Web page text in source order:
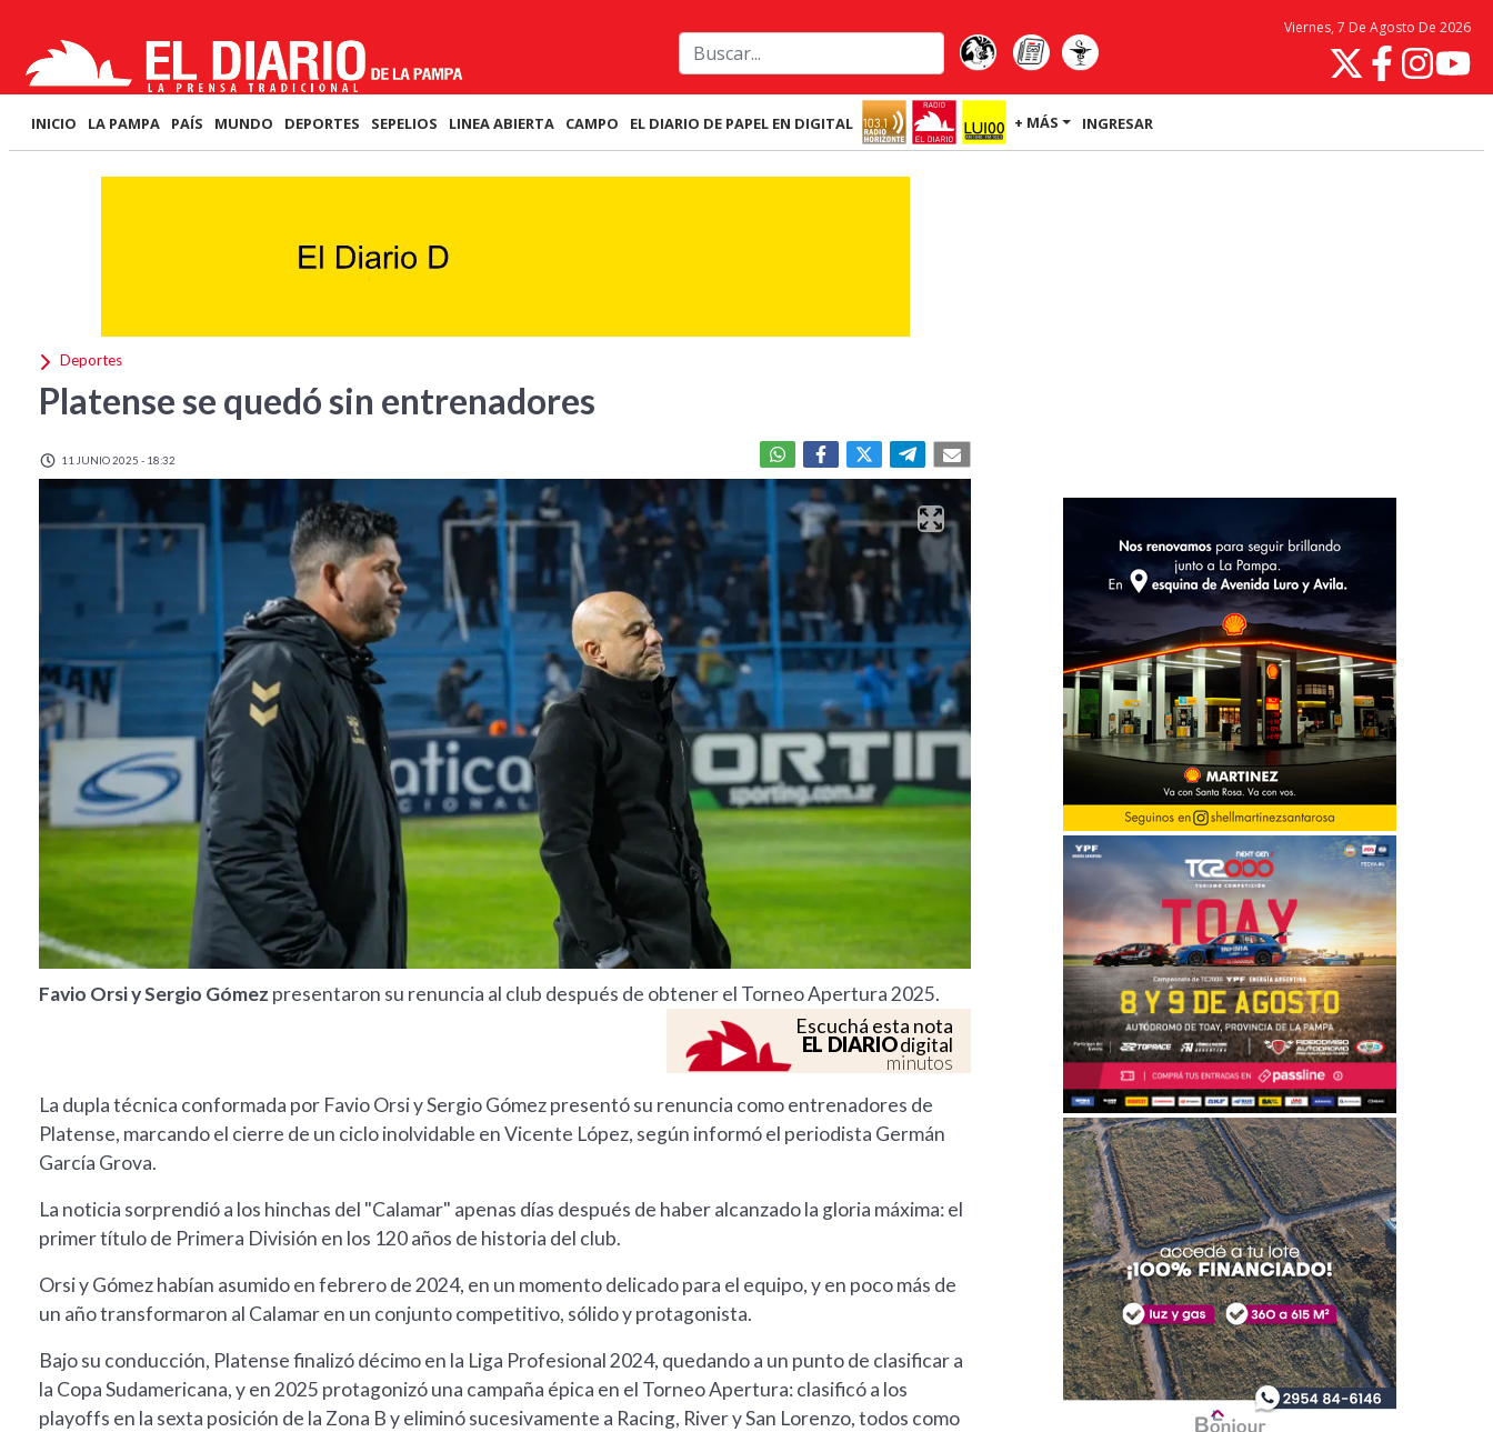
Viernes, 7 De Agosto De 2026
INICIO LA PAMPA PAÍS MUNDO DEPORTES SEPELIOS LINEA ABIERTA CAMPO EL DIARIO DE PAPEL EN DIGITAL + MÁS INGRESAR
Deportes
Platense se quedó sin entrenadores
11 JUNIO 2025 - 18:32
Favio Orsi y Sergio Gómez presentaron su renuncia al club después de obtener el Torneo Apertura 2025.
Escuchá esta nota
EL DIARIOdigital
minutos
La dupla técnica conformada por Favio Orsi y Sergio Gómez presentó su renuncia como entrenadores de
Platense, marcando el cierre de un ciclo inolvidable en Vicente López, según informó el periodista Germán
García Grova.
La noticia sorprendió a los hinchas del "Calamar" apenas días después de haber alcanzado la gloria máxima: el
primer título de Primera División en los 120 años de historia del club.
Orsi y Gómez habían asumido en febrero de 2024, en un momento delicado para el equipo, y en poco más de
un año transformaron al Calamar en un conjunto competitivo, sólido y protagonista.
Bajo su conducción, Platense finalizó décimo en la Liga Profesional 2024, quedando a un punto de clasificar a
la Copa Sudamericana, y en 2025 protagonizó una campaña épica en el Torneo Apertura: clasificó a los
playoffs en la sexta posición de la Zona B y eliminó sucesivamente a Racing, River y San Lorenzo, todos como